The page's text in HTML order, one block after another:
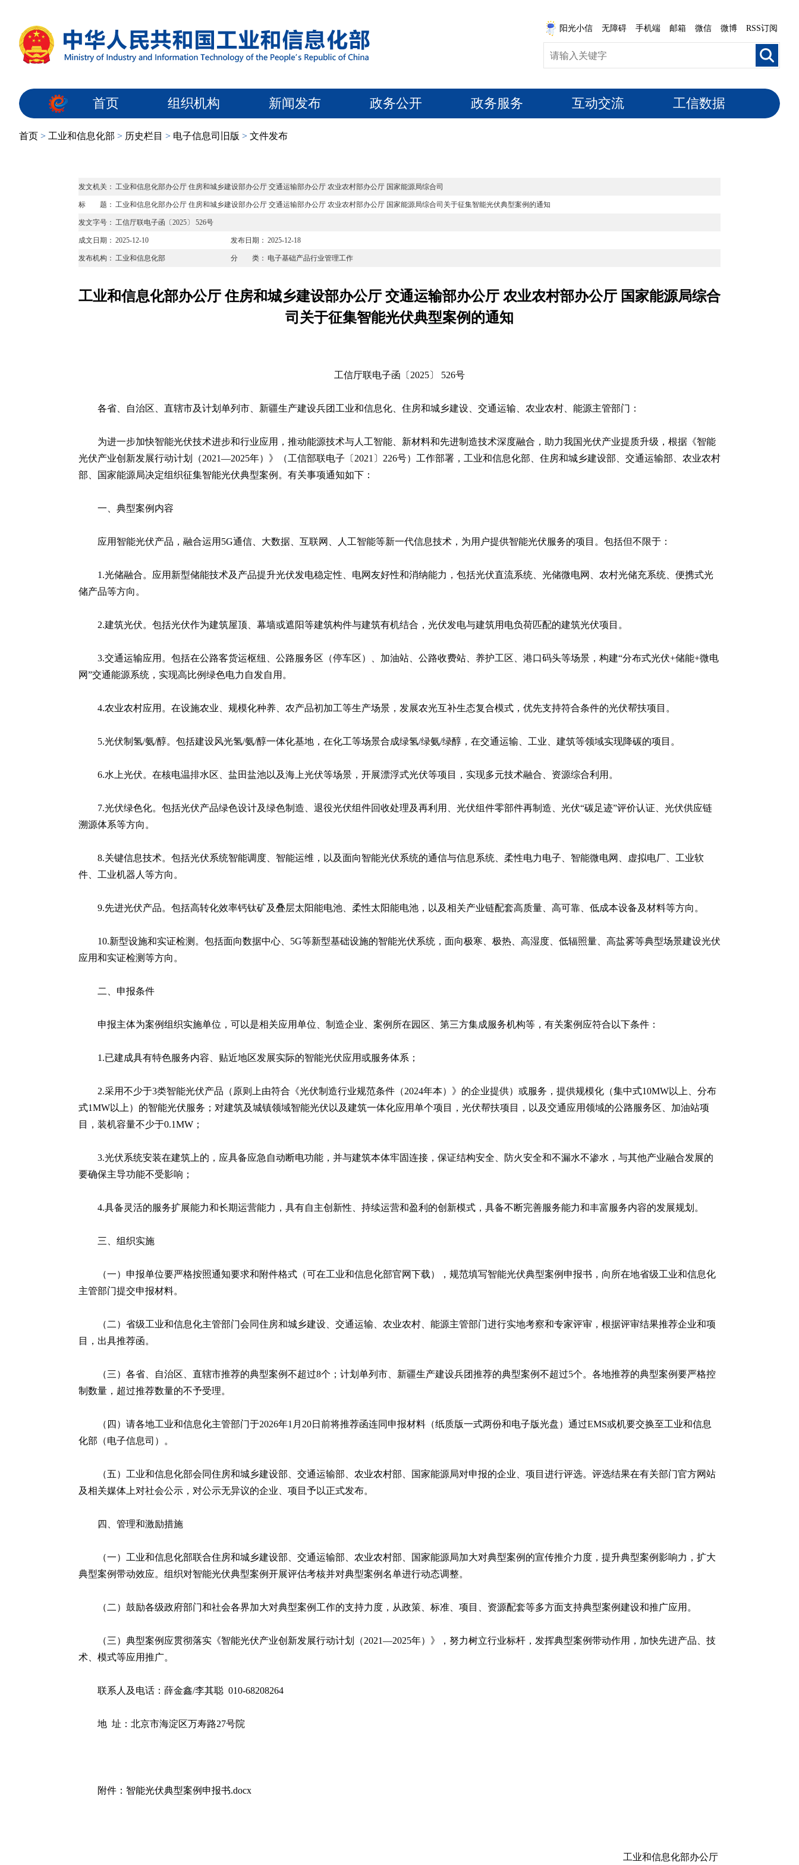
阳光小信 无障碍 手机端 邮箱 微信 微博 RSS订阅
首页 组织机构 新闻发布 政务公开 政务服务 互动交流 工信数据
首页 > 工业和信息化部 > 历史栏目 > 电子信息司旧版 > 文件发布
发文机关： 工业和信息化部办公厅 住房和城乡建设部办公厅 交通运输部办公厅 农业农村部办公厅 国家能源局综合司
标 题： 工业和信息化部办公厅 住房和城乡建设部办公厅 交通运输部办公厅 农业农村部办公厅 国家能源局综合司关于征集智能光伏典型案例的通知
发文字号： 工信厅联电子函〔2025〕 526号
成文日期： 2025-12-10 发布日期： 2025-12-18
发布机构： 工业和信息化部 分 类： 电子基础产品行业管理工作
工业和信息化部办公厅 住房和城乡建设部办公厅 交通运输部办公厅 农业农村部办公厅 国家能源局综合
司关于征集智能光伏典型案例的通知
工信厅联电子函〔2025〕 526号
各省、自治区、直辖市及计划单列市、新疆生产建设兵团工业和信息化、住房和城乡建设、交通运输、农业农村、能源主管部门：
为进一步加快智能光伏技术进步和行业应用，推动能源技术与人工智能、新材料和先进制造技术深度融合，助力我国光伏产业提质升级，根据《智能
光伏产业创新发展行动计划（2021—2025年）》（工信部联电子〔2021〕226号）工作部署，工业和信息化部、住房和城乡建设部、交通运输部、农业农村
部、国家能源局决定组织征集智能光伏典型案例。有关事项通知如下：
一、典型案例内容
应用智能光伏产品，融合运用5G通信、大数据、互联网、人工智能等新一代信息技术，为用户提供智能光伏服务的项目。包括但不限于：
1.光储融合。应用新型储能技术及产品提升光伏发电稳定性、电网友好性和消纳能力，包括光伏直流系统、光储微电网、农村光储充系统、便携式光
储产品等方向。
2.建筑光伏。包括光伏作为建筑屋顶、幕墙或遮阳等建筑构件与建筑有机结合，光伏发电与建筑用电负荷匹配的建筑光伏项目。
3.交通运输应用。包括在公路客货运枢纽、公路服务区（停车区）、加油站、公路收费站、养护工区、港口码头等场景，构建“分布式光伏+储能+微电
网”交通能源系统，实现高比例绿色电力自发自用。
4.农业农村应用。在设施农业、规模化种养、农产品初加工等生产场景，发展农光互补生态复合模式，优先支持符合条件的光伏帮扶项目。
5.光伏制氢/氨/醇。包括建设风光氢/氨/醇一体化基地，在化工等场景合成绿氢/绿氨/绿醇，在交通运输、工业、建筑等领域实现降碳的项目。
6.水上光伏。在核电温排水区、盐田盐池以及海上光伏等场景，开展漂浮式光伏等项目，实现多元技术融合、资源综合利用。
7.光伏绿色化。包括光伏产品绿色设计及绿色制造、退役光伏组件回收处理及再利用、光伏组件零部件再制造、光伏“碳足迹”评价认证、光伏供应链
溯源体系等方向。
8.关键信息技术。包括光伏系统智能调度、智能运维，以及面向智能光伏系统的通信与信息系统、柔性电力电子、智能微电网、虚拟电厂、工业软
件、工业机器人等方向。
9.先进光伏产品。包括高转化效率钙钛矿及叠层太阳能电池、柔性太阳能电池，以及相关产业链配套高质量、高可靠、低成本设备及材料等方向。
10.新型设施和实证检测。包括面向数据中心、5G等新型基础设施的智能光伏系统，面向极寒、极热、高湿度、低辐照量、高盐雾等典型场景建设光伏
应用和实证检测等方向。
二、申报条件
申报主体为案例组织实施单位，可以是相关应用单位、制造企业、案例所在园区、第三方集成服务机构等，有关案例应符合以下条件：
1.已建成具有特色服务内容、贴近地区发展实际的智能光伏应用或服务体系；
2.采用不少于3类智能光伏产品（原则上由符合《光伏制造行业规范条件（2024年本）》的企业提供）或服务，提供规模化（集中式10MW以上、分布
式1MW以上）的智能光伏服务；对建筑及城镇领域智能光伏以及建筑一体化应用单个项目，光伏帮扶项目，以及交通应用领域的公路服务区、加油站项
目，装机容量不少于0.1MW；
3.光伏系统安装在建筑上的，应具备应急自动断电功能，并与建筑本体牢固连接，保证结构安全、防火安全和不漏水不渗水，与其他产业融合发展的
要确保主导功能不受影响；
4.具备灵活的服务扩展能力和长期运营能力，具有自主创新性、持续运营和盈利的创新模式，具备不断完善服务能力和丰富服务内容的发展规划。
三、组织实施
（一）申报单位要严格按照通知要求和附件格式（可在工业和信息化部官网下载），规范填写智能光伏典型案例申报书，向所在地省级工业和信息化
主管部门提交申报材料。
（二）省级工业和信息化主管部门会同住房和城乡建设、交通运输、农业农村、能源主管部门进行实地考察和专家评审，根据评审结果推荐企业和项
目，出具推荐函。
（三）各省、自治区、直辖市推荐的典型案例不超过8个；计划单列市、新疆生产建设兵团推荐的典型案例不超过5个。各地推荐的典型案例要严格控
制数量，超过推荐数量的不予受理。
（四）请各地工业和信息化主管部门于2026年1月20日前将推荐函连同申报材料（纸质版一式两份和电子版光盘）通过EMS或机要交换至工业和信息
化部（电子信息司）。
（五）工业和信息化部会同住房和城乡建设部、交通运输部、农业农村部、国家能源局对申报的企业、项目进行评选。评选结果在有关部门官方网站
及相关媒体上对社会公示，对公示无异议的企业、项目予以正式发布。
四、管理和激励措施
（一）工业和信息化部联合住房和城乡建设部、交通运输部、农业农村部、国家能源局加大对典型案例的宣传推介力度，提升典型案例影响力，扩大
典型案例带动效应。组织对智能光伏典型案例开展评估考核并对典型案例名单进行动态调整。
（二）鼓励各级政府部门和社会各界加大对典型案例工作的支持力度，从政策、标准、项目、资源配套等多方面支持典型案例建设和推广应用。
（三）典型案例应贯彻落实《智能光伏产业创新发展行动计划（2021—2025年）》，努力树立行业标杆，发挥典型案例带动作用，加快先进产品、技
术、模式等应用推广。
联系人及电话：薛金鑫/李其聪 010-68208264
地 址：北京市海淀区万寿路27号院
附件：智能光伏典型案例申报书.docx
工业和信息化部办公厅